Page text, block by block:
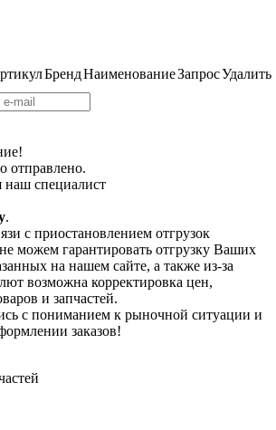
БрендНаименованиеЗапросУдалить
отправлено.
специалист
.
с приостановлением отгрузок
можем гарантировать отгрузку Ваших
на нашем сайте, а также из-за
возможна корректировка цен,
и запчастей.
с пониманием к рыночной ситуации и
заказов!